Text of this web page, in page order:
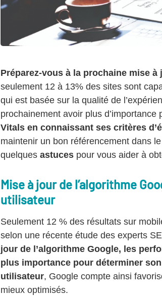
Préparez-vous à la prochaine mise à
seulement 12 à 13% des sites sont
qui est basée sur la qualité de
prochainement avoir plus d’importance
Vitals en connaissant ses critères
maintenir un bon référencement dans
quelques astuces pour vous aider à
Mise à jour de l’algorithme
utilisateur
Seulement 12 % des résultats sur
selon une récente étude des experts
jour de l’algorithme Google, les
plus importance pour déterminer
utilisateur, Google compte ainsi
mieux optimisés.